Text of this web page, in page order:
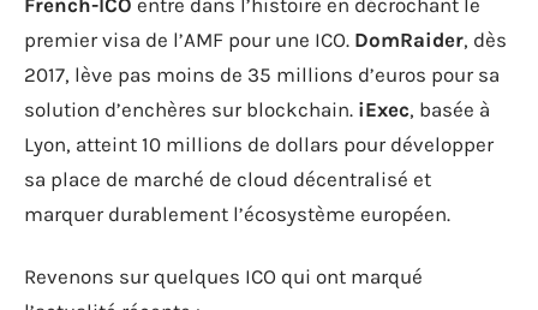
French-ICO entre dans l’histoire en décrochant le
premier visa de l’AMF pour une ICO. DomRaider, dès
2017, lève pas moins de 35 millions d’euros pour sa
solution d’enchères sur blockchain. iExec, basée à
Lyon, atteint 10 millions de dollars pour développer
sa place de marché de cloud décentralisé et
marquer durablement l’écosystème européen.
Revenons sur quelques ICO qui ont marqué